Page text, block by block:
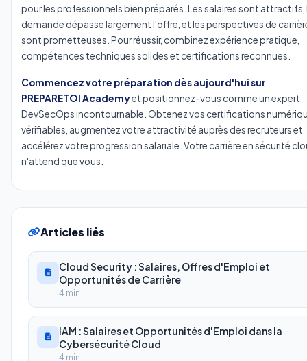
pour les professionnels bien préparés. Les salaires sont attractifs,
demande dépasse largement l'offre, et les perspectives de
sont prometteuses. Pour réussir, combinez expérience pratique,
compétences techniques solides et certifications reconnues.
Commencez votre préparation dès aujourd'hui sur
PREPARETOI Academyet positionnez-vous comme un expert
DevSecOps incontournable. Obtenez vos certifications
vérifiables, augmentez votre attractivité auprès des recruteurs et
accélérez votre progression salariale. Votre carrière en sécurité
n'attend que vous.
Articles liés
Cloud Security : Salaires, Offres d'Emploi et
Opportunités de Carrière
4 min
IAM : Salaires et Opportunités d'Emploi dans la
Cybersécurité Cloud
4 min